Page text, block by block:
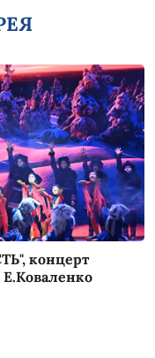
концерт
Е.Коваленко